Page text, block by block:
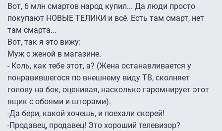
Вот, 6 млн смартов народ купил... Да люди просто
покупают НОВЫЕ ТЕЛИКИ и всё. Есть там смарт, нет
там смарта...
Вот, так я это вижу:
Муж с женой в магазине.
- Коль, как тебе этот, а? (Жена останавливается у
понравившегося по внешнему виду ТВ, сколняет
голову на бок, оценивая, насколько гаромнирует этот
ящик с обоями и шторами).
-Да бери, какой хочешь, и поехали скорей!
-Продавец, продавец! Это хороший телевизор?